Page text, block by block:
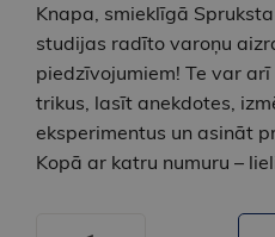
Knapa, smieklīgā
studijas radīto varoņu
piedzīvojumiem! Te var
trikus, lasīt anekdotes,
eksperimentus un asināt
Kopā ar katru numuru –